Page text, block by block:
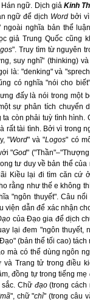
Hán ngữ. Dịch giảKinh
ngữ để dịch Word bởi
ngoài nghĩa bản thể
giả Trung Quốc cũng
". Truy tìm từ nguyên
suy nghĩ" (thinking)
là: "denking" và
có nghĩa "nói cho
đấy là nói trong một
sự phân tích chuyển
ta còn phải tuỳ tình hình.
rất tài tình. Bởi vì trong
"Word" và "Logos" có
"God"
tư duy về bản thể
Kiều lại đi tìm căn cứ
rằng như thế e không
"ngôn thuyết". Câu
viện dẫn để xác nhận
của Đạo gia để dịch
lại đem "ngôn thuyết,
(bản thể tối cao) tách
mà có thể dùng ngôn
Trang tử trong điều
đồng tự trong tiếng mẹ
Chữ đạo(trong cách
mã", chữ "chỉ" (trong câu